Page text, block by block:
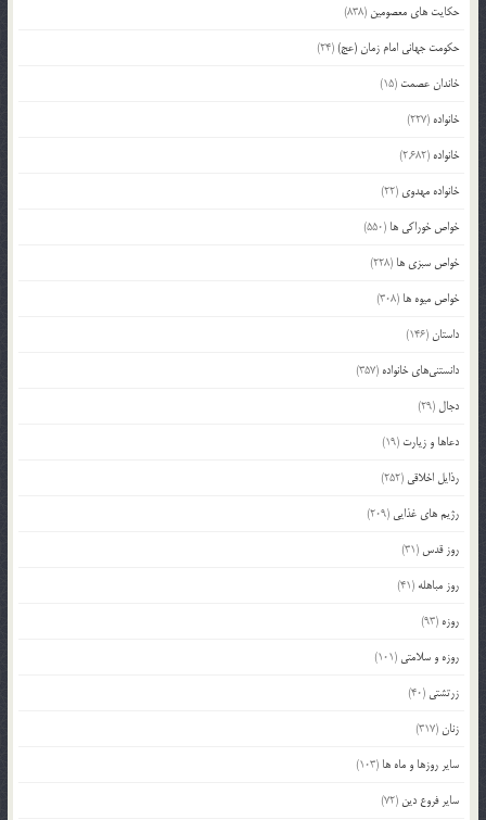
حکایت های معصومین (838)
حکومت جهانی امام زمان (عج)(24)
خاندان عصمت (15)
خانواده (227)
خانواده (2,682)
خانواده مهدوی (22)
خواص خوراکی ها (550)
خواص سبزی ها (228)
خواص میوه ها (308)
داستان(146)
دانستنی‌های خانواده (357)
دجال (29)
دعاها و زیارت (19)
رذایل اخلاقی (252)
رژیم های غذایی (209)
روز قدس (31)
روز مباهله (41)
روزه (93)
روزه و سلامتی (101)
زرتشتی (40)
زنان(317)
سایر روزها و ماه ها (103)
سایر فروع دین (72)